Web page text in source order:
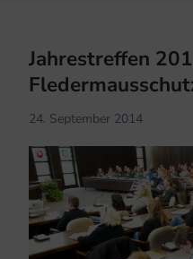
Jahrestreffen
24. September 2014